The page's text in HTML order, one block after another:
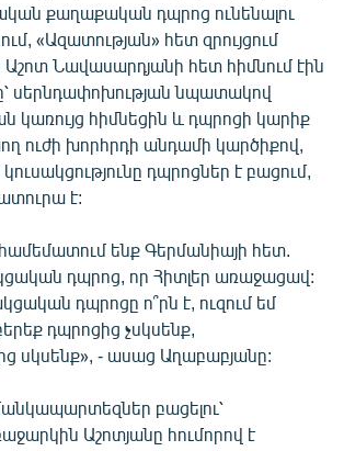
քաղաքական դպրոց ունենալու
«Ազատության» հետ զրույցում
Նավասարդյանի հետ հիմնում էին
սերնդափոխության նպատակով
կառույց հիմնեցին և դպրոցի կարիք
ուժի խորհրդի անդամի կարծիքով,
դպրոցներ է բացում,
է:
ենք Գերմանիայի հետ.
դպրոց, որ Հիտլեր առաջացավ:
դպրոցը ո՞րն է, ուզում եմ
դպրոցից չսկսենք,
սկսենք», - ասաց Աղաբաբյանը:
բացելու՝
Աշոտյանը հումորով է